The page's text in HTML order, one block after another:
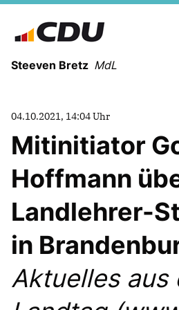
Steeven Bretz MdL
VITA
MEIN
MEIN
ZIELE
04.10.2021, 14:04 Uhr
Mitinitiator
Hoffmann
Landlehrer-
in
Aktuelles aus